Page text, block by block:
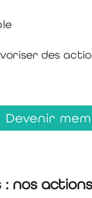
des
Devenir
: nos